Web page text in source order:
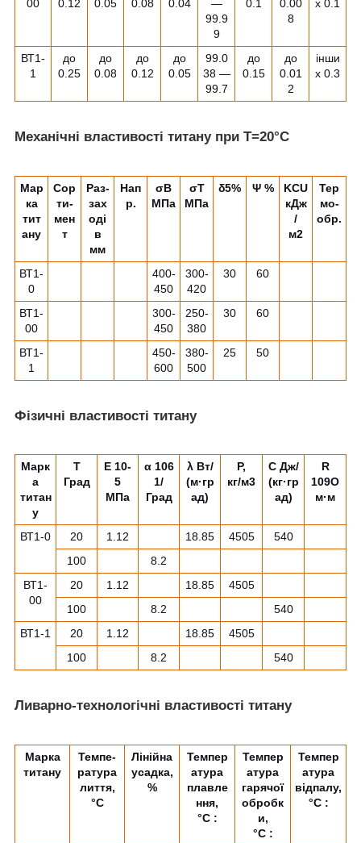
00 0.12 0.05 0.08 0.04
―
99.9
9
0.1
0.00
8
х 0.1
ВТ1-
1
до
0.25
до
0.08
до
0.12
до
0.05
99.0
38 ―
99.7
до
0.15
до
0.01
2
інши
х 0.3
Механічні властивості титану при Т=20°C
Мар
ка
тит
ану
Сор
ти-
мен
т
Раз-
зах
оді
в
мм
Нап
р.
σB
МПа
σT
МПа
δ5% Ψ %
KCU
кДж
/
м2
Тер
мо-
обр.
ВТ1-
0
400-
450
300-
420
30 60
ВТ1-
00
300-
450
250-
380
30 60
ВТ1-
1
450-
600
380-
500
25 50
Фізичні властивості титану
Марк
а
титан
у
T
Град
E 10-
5
МПа
α 106
1/
Град
λ Вт/
(м·гр
ад)
Ρ,
кг/м3
C Дж/
(кг·гр
ад)
R
109О
м·м
ВТ1-0 20 1.12 18.85 4505
540
100
8.2
ВТ1-
00
20 1.12 18.85
4505
100
8.2
540
ВТ1-1
20 1.12 18.85
4505
100
8.2 540
Ливарно-технологічні властивості титану
Марка
титану
Темпе-
ратура
лиття,
°C
Лінійна
усадка,
%
Темпер
атура
плавле
ння,
°C :
Темпер
атура
гарячої
обробк
и,
°C :
Темпер
атура
відпалу,
°C :